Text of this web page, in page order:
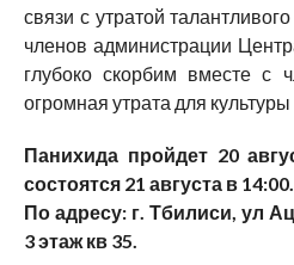
связи с утратой
членов администрации
глубоко скорбим вместе с
огромная утрата для
Панихида пройдет 20
состоятся 21 августа в 14:00.
По адресу: г. Тбилиси, ул
3 этаж кв 35.